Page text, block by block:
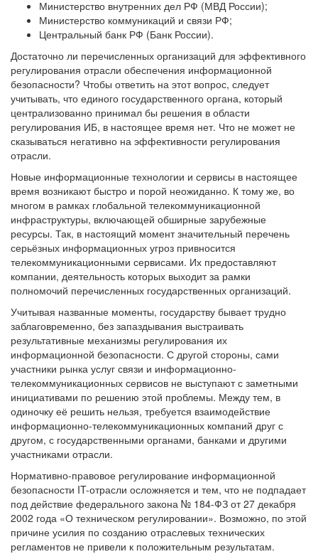
Министерство внутренних дел РФ (МВД России);
Министерство коммуникаций и связи РФ;
Центральный банк РФ (Банк России).
Достаточно ли перечисленных организаций для эффективного
регулирования отрасли обеспечения информационной
безопасности? Чтобы ответить на этот вопрос, следует
учитывать, что единого государственного органа, который
централизованно принимал бы решения в области
регулирования ИБ, в настоящее время нет. Что не может не
сказываться негативно на эффективности регулирования
отрасли.
Новые информационные технологии и сервисы в настоящее
время возникают быстро и порой неожиданно. К тому же, во
многом в рамках глобальной телекоммуникационной
инфраструктуры, включающей обширные зарубежные
ресурсы. Так, в настоящий момент значительный перечень
серьёзных информационных угроз привносится
телекоммуникационными сервисами. Их предоставляют
компании, деятельность которых выходит за рамки
полномочий перечисленных государственных организаций.
Учитывая названные моменты, государству бывает трудно
заблаговременно, без запаздывания выстраивать
результативные механизмы регулирования их
информационной безопасности. С другой стороны, сами
участники рынка услуг связи и информационно-
телекоммуникационных сервисов не выступают с заметными
инициативами по решению этой проблемы. Между тем, в
одиночку её решить нельзя, требуется взаимодействие
информационно-телекоммуникационных компаний друг с
другом, с государственными органами, банками и другими
участниками отрасли.
Нормативно-правовое регулирование информационной
безопасности IT-отрасли осложняется и тем, что не подпадает
под действие федерального закона № 184-ФЗ от 27 декабря
2002 года «О техническом регулировании». Возможно, по этой
причине усилия по созданию отраслевых технических
регламентов не привели к положительным результатам.